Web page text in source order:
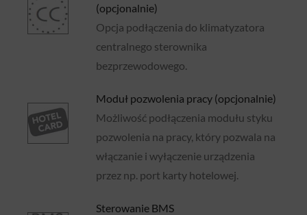
(opcjonalnie)
Opcja podłączenia do klimatyzatora
centralnego sterownika
bezprzewodowego.
Moduł pozwolenia pracy (opcjonalnie)
Możliwość podłączenia modułu styku
pozwolenia na pracy, który pozwala na
włączanie i wyłączenie urządzenia
przez np. port karty hotelowej.
Sterowanie BMS